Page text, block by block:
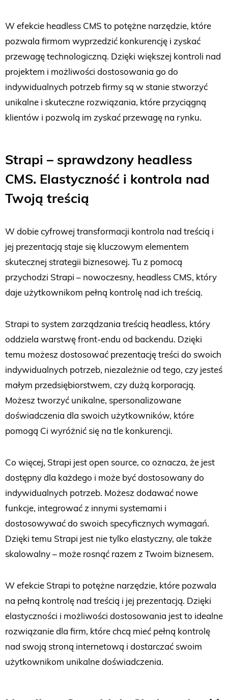
W efekcie headless CMS to potężne narzędzie, które
pozwala firmom wyprzedzić konkurencję i zyskać
przewagę technologiczną. Dzięki większej kontroli nad
projektem i możliwości dostosowania go do
indywidualnych potrzeb firmy są w stanie stworzyć
unikalne i skuteczne rozwiązania, które przyciągną
klientów i pozwolą im zyskać przewagę na rynku.
Strapi – sprawdzony headless
CMS. Elastyczność i kontrola nad
Twoją treścią
W dobie cyfrowej transformacji kontrola nad treścią i
jej prezentacją staje się kluczowym elementem
skutecznej strategii biznesowej. Tu z pomocą
przychodzi Strapi – nowoczesny, headless CMS, który
daje użytkownikom pełną kontrolę nad ich treścią.
Strapi to system zarządzania treścią headless, który
oddziela warstwę front-endu od backendu. Dzięki
temu możesz dostosować prezentację treści do swoich
indywidualnych potrzeb, niezależnie od tego, czy jesteś
małym przedsiębiorstwem, czy dużą korporacją.
Możesz tworzyć unikalne, spersonalizowane
doświadczenia dla swoich użytkowników, które
pomogą Ci wyróżnić się na tle konkurencji.
Co więcej, Strapi jest open source, co oznacza, że jest
dostępny dla każdego i może być dostosowany do
indywidualnych potrzeb. Możesz dodawać nowe
funkcje, integrować z innymi systemami i
dostosowywać do swoich specyficznych wymagań.
Dzięki temu Strapi jest nie tylko elastyczny, ale także
skalowalny – może rosnąć razem z Twoim biznesem.
W efekcie Strapi to potężne narzędzie, które pozwala
na pełną kontrolę nad treścią i jej prezentacją. Dzięki
elastyczności i możliwości dostosowania jest to idealne
rozwiązanie dla firm, które chcą mieć pełną kontrolę
nad swoją stroną internetową i dostarczać swoim
użytkownikom unikalne doświadczenia.